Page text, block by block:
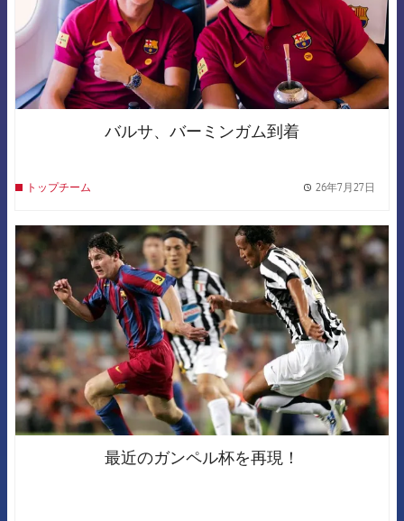
バルサ、バーミンガム到着
トップチーム 26年7月27日
FCB Barcelona badge
最近のガンペル杯を再現！